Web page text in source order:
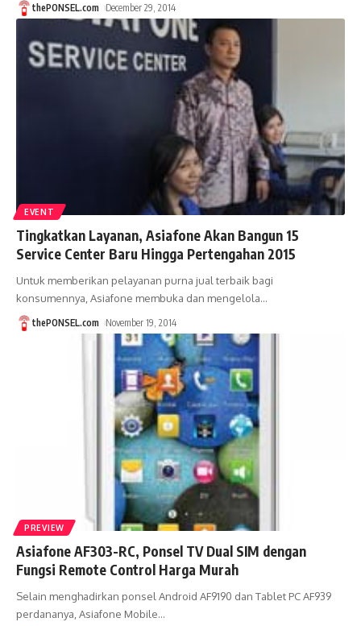
thePONSEL.com December 29, 2014
EVENT
Tingkatkan Layanan, Asiafone Akan Bangun 15
Service Center Baru Hingga Pertengahan 2015
Untuk memberikan pelayanan purna jual terbaik bagi
konsumennya, Asiafone membuka dan mengelola…
thePONSEL.com November 19, 2014
PREVIEW
Asiafone AF303-RC, Ponsel TV Dual SIM dengan
Fungsi Remote Control Harga Murah
Selain menghadirkan ponsel Android AF9190 dan Tablet PC AF939
perdananya, Asiafone Mobile…